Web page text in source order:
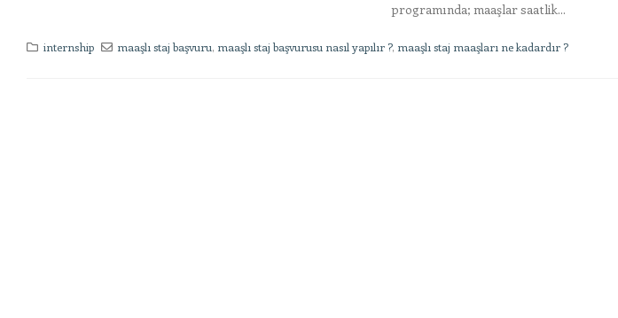
programında; maaşlar saatlik...
internship maaşlı staj başvuru, maaşlı staj başvurusu nasıl yapılır ?, maaşlı staj maaşları ne kadardır ?